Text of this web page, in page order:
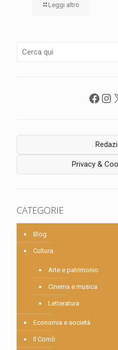
Leggi altro
Privacy &
CATEGORIE
Blog
Cultura
Arte e patrimonio
Cinema e musica
Letteratura
Economia e società
Il Comò